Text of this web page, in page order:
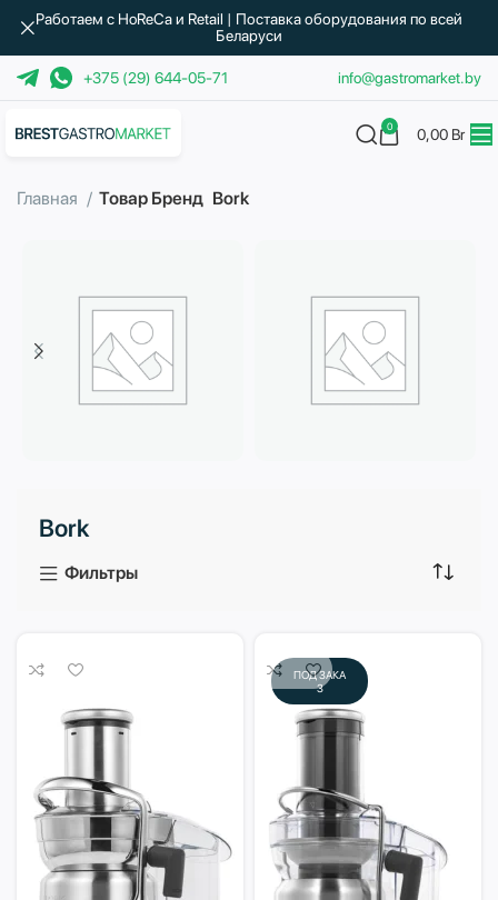
+375 (29) 644-05-71 info@gastromarket.by
0 0,00 Br
Главная Товар Бренд Bork
3 продукта
Bork
Фильтры
ПОД ЗАКА
З
Работаем с HoReCa и Retail | Поставка оборудования по всей
Беларуси